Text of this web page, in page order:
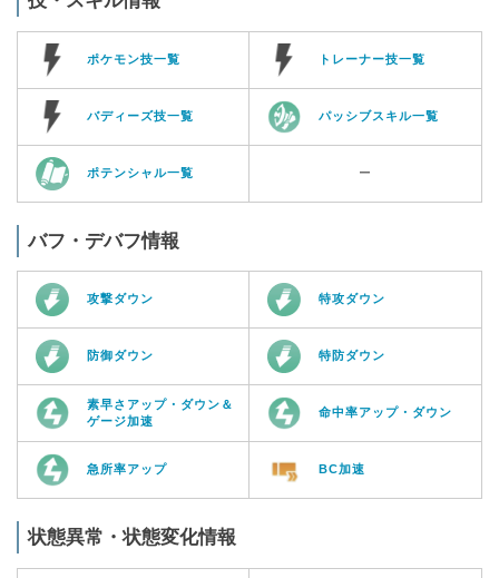
ポケモン技一覧 トレーナー技一覧
バディーズ技一覧 パッシブスキル一覧
ポテンシャル一覧 ー
バフ・デバフ情報
攻撃ダウン 特攻ダウン
防御ダウン 特防ダウン
素早さアップ・ダウン＆
ゲージ加速
命中率アップ・ダウン
急所率アップ BC加速
状態異常・状態変化情報